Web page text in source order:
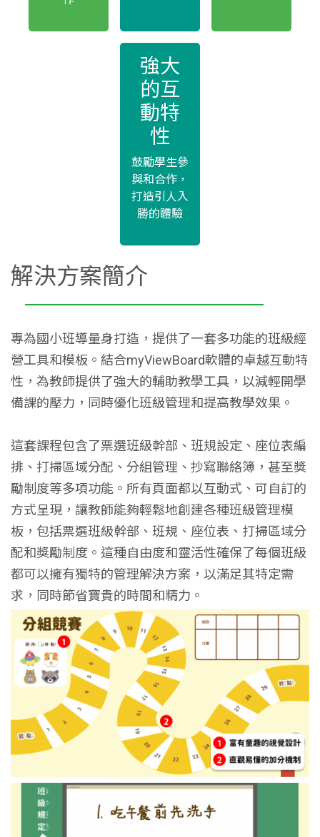
強大
的互
動特
性
鼓勵學生參
與和合作，
打造引人入
勝的體驗
解決方案簡介
專為國小班導量身打造，提供了一套多功能的班級經
營工具和模板。結合myViewBoard軟體的卓越互動特
性，為教師提供了強大的輔助教學工具，以減輕開學
備課的壓力，同時優化班級管理和提高教學效果。
這套課程包含了票選班級幹部、班規設定、座位表編
排、打掃區域分配、分組管理、抄寫聯絡簿，甚至獎
勵制度等多項功能。所有頁面都以互動式、可自訂的
方式呈現，讓教師能夠輕鬆地創建各種班級管理模
板，包括票選班級幹部、班規、座位表、打掃區域分
配和獎勵制度。這種自由度和靈活性確保了每個班級
都可以擁有獨特的管理解決方案，以滿足其特定需
求，同時節省寶貴的時間和精力。